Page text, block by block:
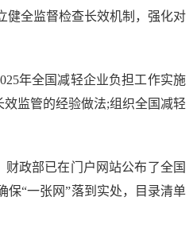
健全监督检查长效机制，强化对
年全国减轻企业负担工作实施
监管的经验做法;组织全国减轻
政部已在门户网站公布了全国
保“一张网”落到实处，目录清单